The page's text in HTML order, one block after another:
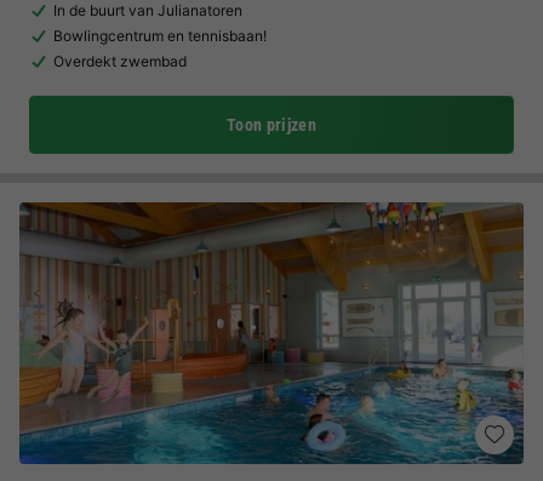
In de buurt van Julianatoren
Bowlingcentrum en tennisbaan!
Overdekt zwembad
Toon prijzen